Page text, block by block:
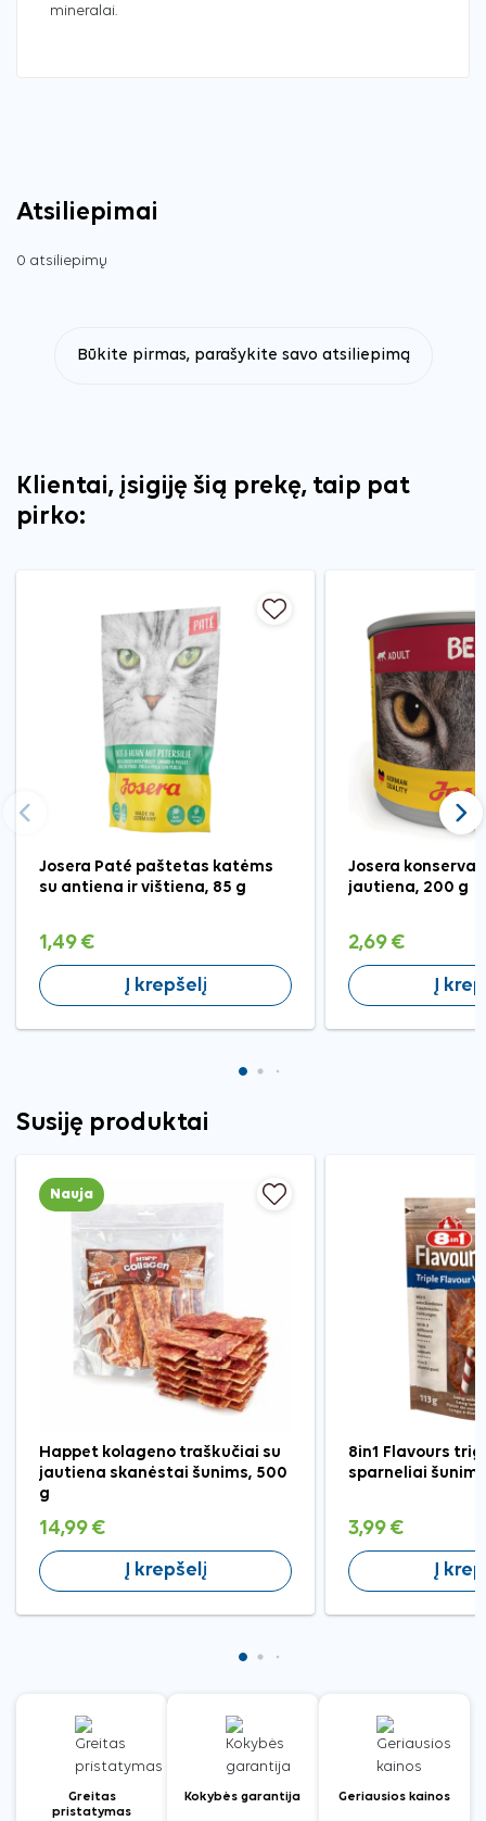
mineralai.
Atsiliepimai
0 atsiliepimų
Būkite pirmas, parašykite savo atsiliepimą
Klientai, įsigiję šią prekę, taip pat
pirko:
Josera Paté paštetas katėms
su antiena ir vištiena, 85 g
1,49 €
Į krepšelį
Josera
jautiena, 200 g
2,69 €
Į
Ankstesnis
Susiję produktai
Nauja
Happet kolageno traškučiai su
jautiena skanėstai šunims, 500
g
14,99 €
Į krepšelį
8in1 Flavours
sparneliai
3,99 €
Į
Greitas
pristatymas
Kokybės garantija Geriausios kainos